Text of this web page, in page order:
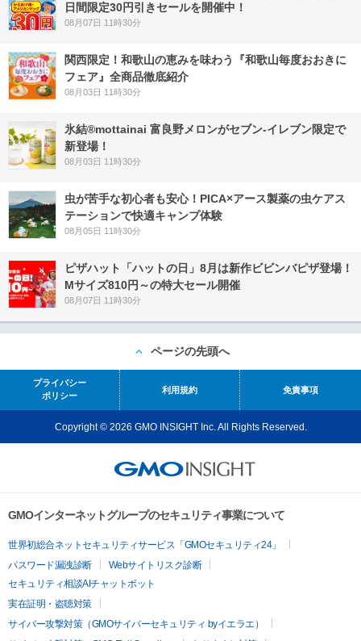
日間限定30円引きセールを開催中！
08月07日 11時30分
関西限定！和歌山の恵みを味わう『和歌山毎度おおきに
フェア』全商品徹底紹介
08月03日 11時30分
氷結®mottainai 富良野メロンがセブン‐イレブン限定で
新登場！
08月03日 11時30分
虫が苦手な初心者も安心！PICA×アース製薬の虫ケアス
テーションで快適キャンプ体験
08月05日 11時30分
ピザハット「ハットの日」8月は新作ビビンバピザ登場！
Mサイズ810円～の特大セール開催
08月07日 11時30分
ページの先頭へ
プライバシー
ポリシー
利用規約 免責事項
Copyright © 2026 GMO INSIGHT Inc. All Rights Reserved.
GMOインターネットグループのセキュリティ事業について
世界初総合ネットセキュリティサービス「GMOセキュリティ24」
パスワード漏洩診断
Webサイトリスク診断
セキュリティ相談AIチャットボット
実在証明・盗聴対策
サイバー攻撃対策（GMOサイバーセキュリティ byイエラエ）